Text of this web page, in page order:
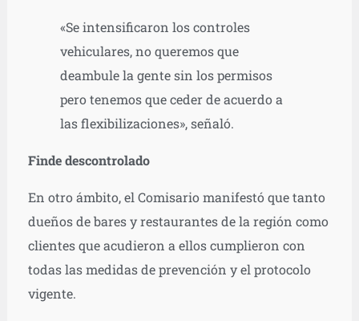
«Se intensificaron los controles
vehiculares, no queremos que
deambule la gente sin los permisos
pero tenemos que ceder de acuerdo a
las flexibilizaciones», señaló.
Finde descontrolado
En otro ámbito, el Comisario manifestó que tanto
dueños de bares y restaurantes de la región como
clientes que acudieron a ellos cumplieron con
todas las medidas de prevención y el protocolo
vigente.